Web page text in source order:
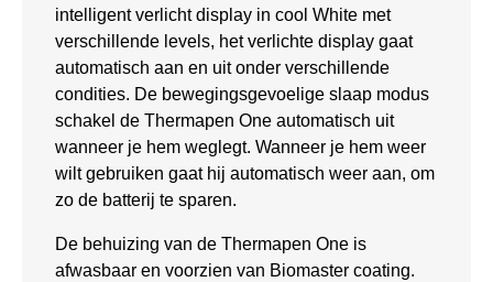
intelligent verlicht display in cool White met
verschillende levels, het verlichte display gaat
automatisch aan en uit onder verschillende
condities. De bewegingsgevoelige slaap modus
schakel de Thermapen One automatisch uit
wanneer je hem weglegt. Wanneer je hem weer
wilt gebruiken gaat hij automatisch weer aan, om
zo de batterij te sparen.
De behuizing van de Thermapen One is
afwasbaar en voorzien van Biomaster coating.